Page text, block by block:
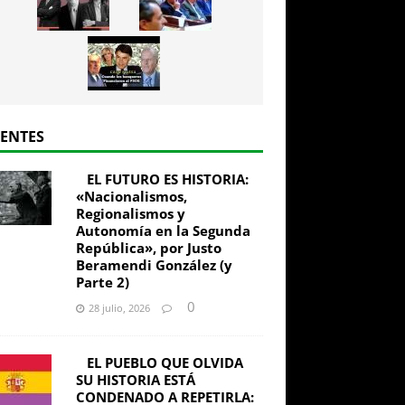
EL FUTURO ES HISTORIA:
«Nacionalismos,
Regionalismos y
Autonomía en la Segunda
República», por Justo
Beramendi González (y
Parte 2)
28 julio, 2026 0
EL PUEBLO QUE OLVIDA
SU HISTORIA ESTÁ
CONDENADO A REPETIRLA: